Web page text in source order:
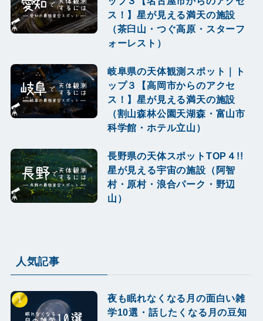
ス！】星が見える満天の施設
（茶臼山・つぐ高原・スターフ
ォーレスト）
岐阜県の天体観測スポット｜ト
ップ３【高岡市からのアクセ
ス！】星が見える満天の施設
（割山森林公園天湖森・富山市
科学館・ホテル立山）
長野県の天体スポットTOP４!!
星が見える宇宙の施設（阿智
村・原村・浪合パーク・野辺
山）
人気記事
夜も眠れなくなる月の面白い雑
学10選・話したくなる月の豆知